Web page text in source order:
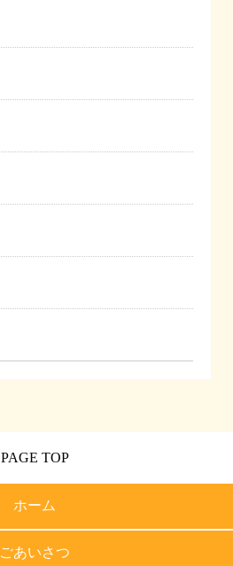
PAGE TOP
ホーム
ごあいさつ